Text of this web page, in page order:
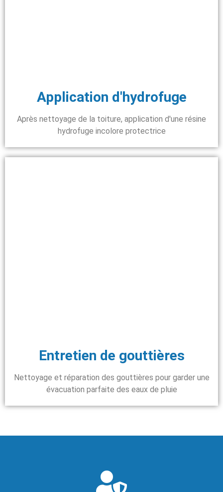
Application d'hydrofuge
Après nettoyage de la toiture, application d'une résine
hydrofuge incolore protectrice
Entretien de gouttières
Nettoyage et réparation des gouttières pour garder une
évacuation parfaite des eaux de pluie